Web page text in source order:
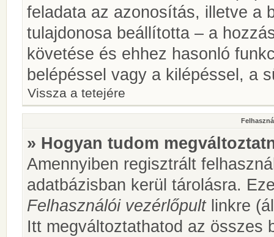
feladata az azonosítás, illetve a
tulajdonosa beállította – a
követése és ehhez hasonló
belépéssel vagy a kilépéssel, a
Vissza a tetejére
» Hogyan tudom
Amennyiben regisztrált
adatbázisban kerül tárolásra.
Felhasználói vezérlőpultlinkre
Itt megváltoztathatod az összes